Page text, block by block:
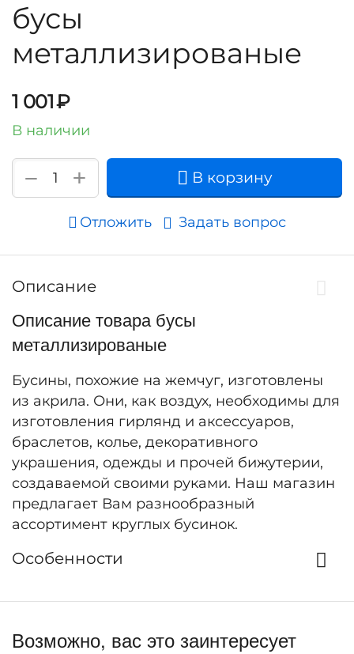
бусы
металлизированые
1 001₽
В наличии
+
− В корзину
Отложить Задать вопрос
Описание
Описание товара бусы
металлизированые
Бусины, похожие на жемчуг, изготовлены
из акрила. Они, как воздух, необходимы для
изготовления гирлянд и аксессуаров,
браслетов, колье, декоративного
украшения, одежды и прочей бижутерии,
создаваемой своими руками. Наш магазин
предлагает Вам разнообразный
ассортимент круглых бусинок.
Особенности
Возможно, вас это заинтересует